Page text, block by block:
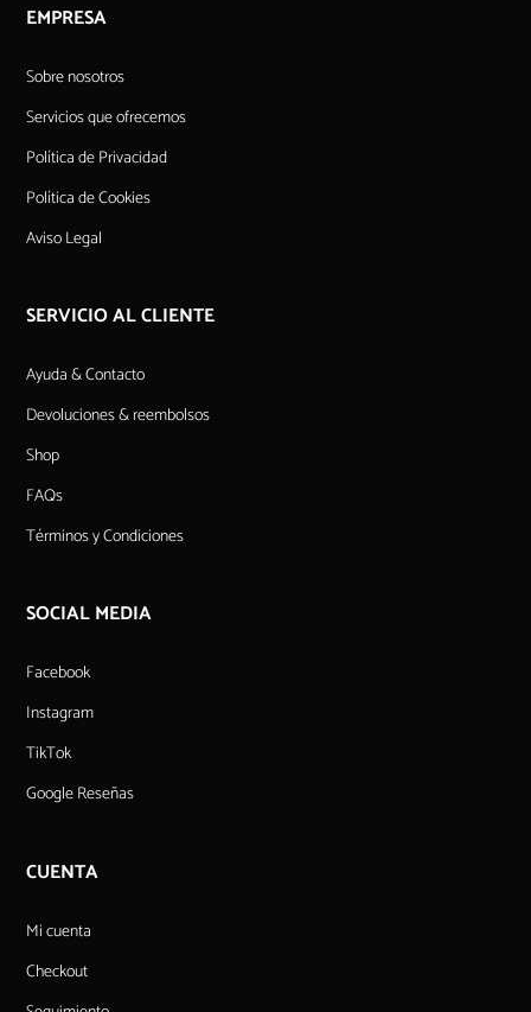
EMPRESA
Sobre nosotros
Servicios que ofrecemos
Política de Privacidad
Política de Cookies
Aviso Legal
SERVICIO AL CLIENTE
Ayuda & Contacto
Devoluciones & reembolsos
Shop
FAQs
Términos y Condiciones
SOCIAL MEDIA
Facebook
Instagram
TikTok
Google Reseñas
CUENTA
Mi cuenta
Checkout